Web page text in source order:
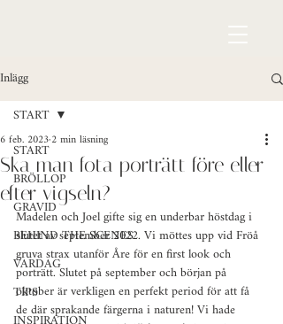
Inlägg
START
BRÖLLOP
GRAVID
BEHIND THE SCENES
VARDAG
TIPS
START
Ska man fota porträtt före eller
efter vigseln?
6 feb. 20232 min läsning
Madelen och Joel gifte sig en underbar höstdag i
slutet av september 2022. Vi möttes upp vid Fröå
gruva strax utanför Åre för en first look och
porträtt. Slutet på september och början på
oktober är verkligen en perfekt period för att få
de där sprakande färgerna i naturen! Vi hade